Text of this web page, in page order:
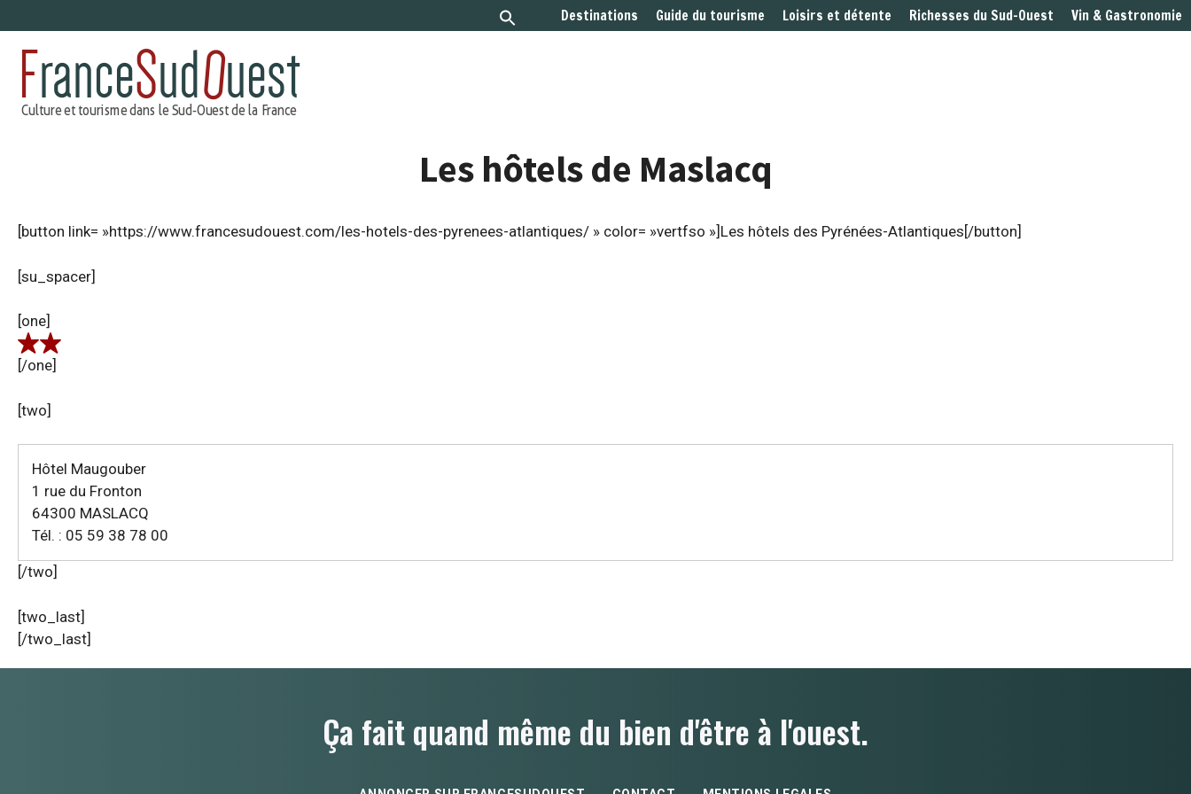
au
contenu
Destinations Guide du tourisme Loisirs et détente Richesses du Sud-Ouest Vin & Gastronomie
Les hôtels de Maslacq
[button link= »https://www.francesudouest.com/les-hotels-des-pyrenees-atlantiques/ » color= »vertfso »]Les hôtels des Pyrénées-Atlantiques[/button]
[su_spacer]
[one]
[/one]
[two]
Hôtel Maugouber
1 rue du Fronton
64300 MASLACQ
Tél. : 05 59 38 78 00
[/two]
[two_last]
[/two_last]
Ça fait quand même du bien d'être à l'ouest.